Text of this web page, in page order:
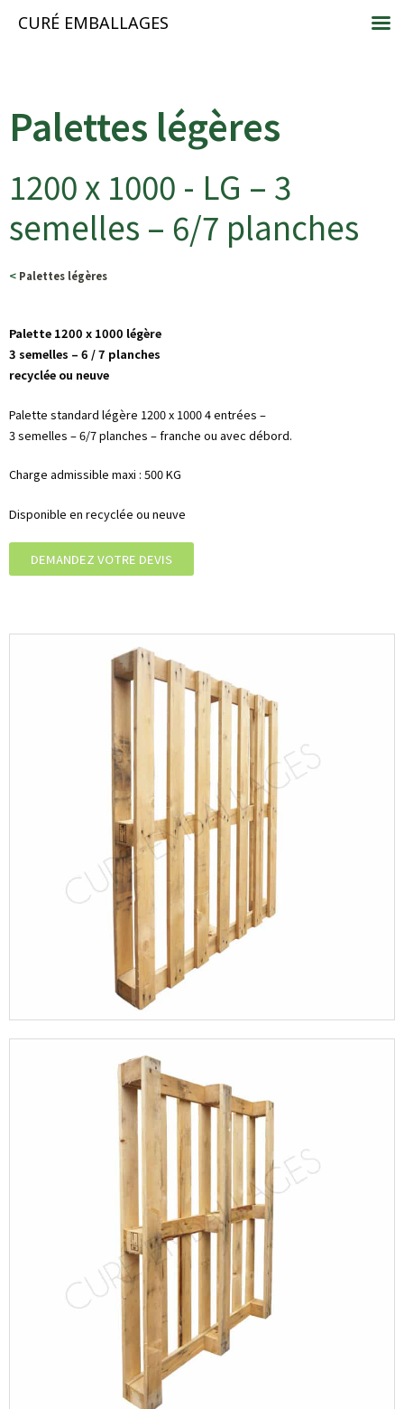
Palettes légères
1200 x 1000 - LG – 3
semelles – 6/7 planches
< Palettes légères
Palette 1200 x 1000 légère
3 semelles – 6 / 7 planches
recyclée ou neuve
Palette standard légère 1200 x 1000 4 entrées –
3 semelles – 6/7 planches – franche ou avec débord.
Charge admissible maxi : 500 KG
Disponible en recyclée ou neuve
DEMANDEZ VOTRE DEVIS
CURÉ EMBALLAGES